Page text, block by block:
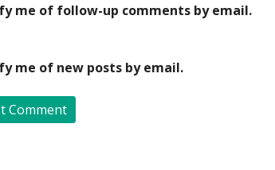
me of follow-up comments by email.
me of new posts by email.